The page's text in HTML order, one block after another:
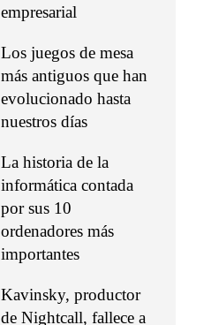
empresarial
Los juegos de mesa
más antiguos que han
evolucionado hasta
nuestros días
La historia de la
informática contada
por sus 10
ordenadores más
importantes
Kavinsky, productor
de Nightcall, fallece a